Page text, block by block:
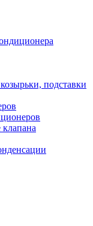
подставки